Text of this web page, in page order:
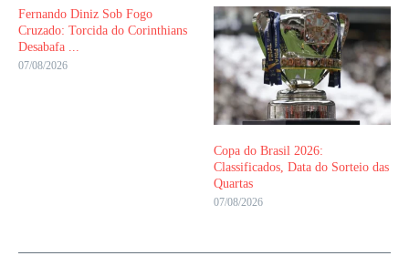
Fernando Diniz Sob Fogo
Cruzado: Torcida do Corinthians
Desabafa ...
07/08/2026
Copa do Brasil 2026:
Classificados, Data do Sorteio das
Quartas
07/08/2026